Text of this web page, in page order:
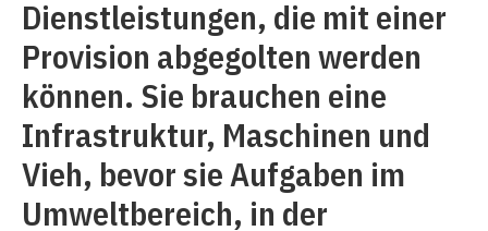
Dienstleistungen, die mit einer
Provision abgegolten werden
können. Sie brauchen eine
Infrastruktur, Maschinen und
Vieh, bevor sie Aufgaben im
Umweltbereich, in der